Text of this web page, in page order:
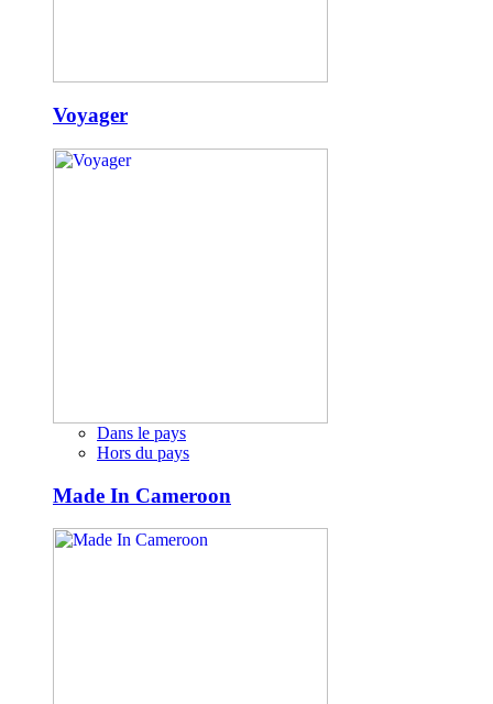
Voyager
Dans le pays
Hors du pays
Made In Cameroon